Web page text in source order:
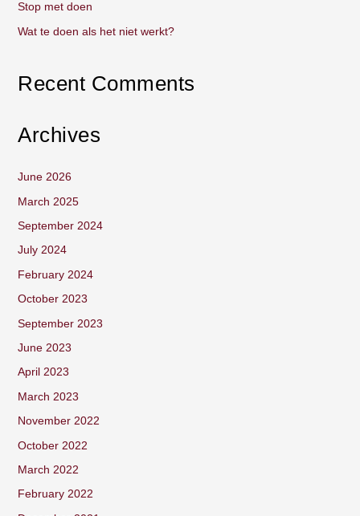
r
:
Stop met doen
Wat te doen als het niet werkt?
Recent Comments
Archives
June 2026
March 2025
September 2024
July 2024
February 2024
October 2023
September 2023
June 2023
April 2023
March 2023
November 2022
October 2022
March 2022
February 2022